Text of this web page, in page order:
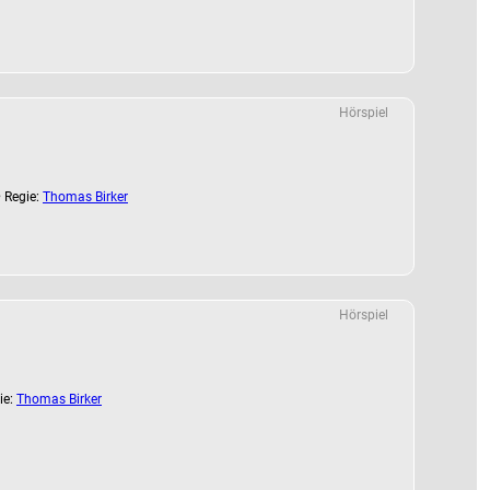
Hörspiel
Regie: Thomas Birker
Hörspiel
Thomas Birker